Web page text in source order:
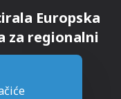
Europska
za regionalni